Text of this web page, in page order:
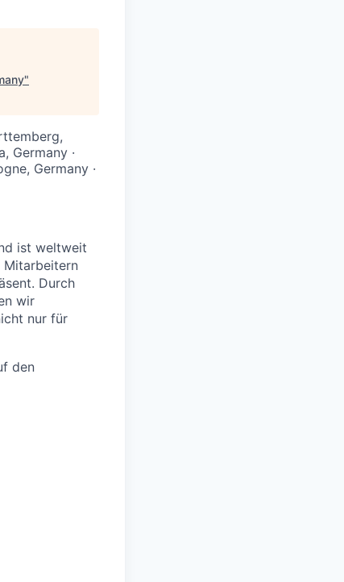
"
Germany ·
Germany ·
ist weltweit
Mitarbeitern
Durch
wir
nur für
den